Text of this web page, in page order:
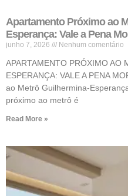
Apartamento Próximo ao
Esperança: Vale a Pena
junho 7, 2026 Nenhum comentário
APARTAMENTO PRÓXIMO AO
ESPERANÇA: VALE A PENA
ao Metrô Guilhermina-
próximo ao metrô é
Read More »